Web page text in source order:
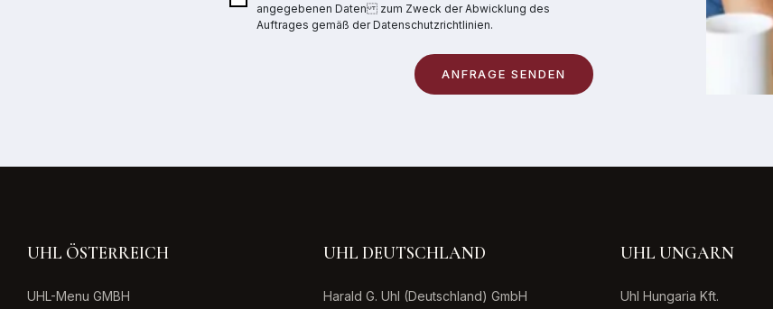
angegebenen Daten zum Zweck der Abwicklung des
Auftrages gemäß der Datenschutzrichtlinien.
UHL ÖSTERREICH
UHL-Menu GMBH
UHL DEUTSCHLAND
Harald G. Uhl (Deutschland) GmbH
UHL UNGARN
Uhl Hungaria Kft.